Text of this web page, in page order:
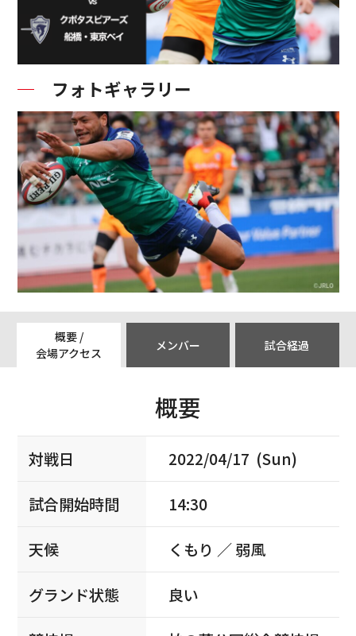
フォトギャラリー
概要 /
会場アクセス
メンバー 試合経過
概要
対戦日 2022/04/17 (Sun)
試合開始時間 14:30
天候 くもり ／ 弱風
グランド状態 良い